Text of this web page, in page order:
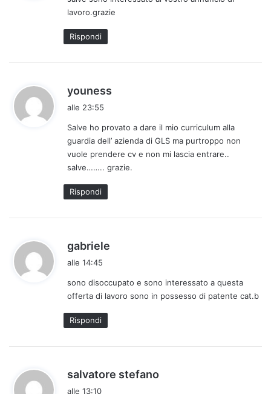
t
t
o
lavoro.grazie
Rispondi
youness
e
t
t
o
alle 23:55
Salve ho provato a dare il mio curriculum alla
guardia dell’ azienda di GLS ma purtroppo non
vuole prendere cv e non mi lascia entrare..
salve…….. grazie.
Rispondi
gabriele
e
t
alle 14:45
sono disoccupato e sono interessato a questa
offerta di lavoro sono in possesso di patente cat.b
Rispondi
salvatore stefano
alle 13:10